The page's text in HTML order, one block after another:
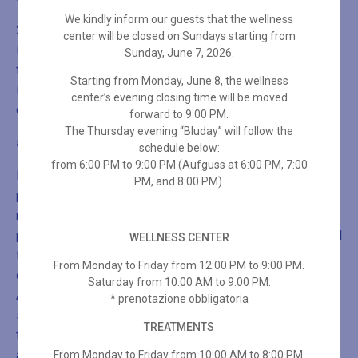
2.In aggiunta alle informazioni di cui al par. 1, nel momento
in cui i dati personali sono ottenuti, il Titolare del
trattamento fornisce all’Interessato le seguenti ulteriori
informazioni necessarie a garantire un trattamento
corretto e trasparente:
a) Periodo di conservazione:
I dati comuni sono conservati per il tempo necessario a
porre in essere le finalità sopra indicate e per le ulteriori
necessità di carattere amministrativo-fiscale-contabile e
per far valere i propri diritti dinanzi all’Autorità giudiziaria. Il
trattamento dei dati relativi ai servizi goduti
dall’Interessato –anche con riguardo ai c.d. particolari ex
Art. 9- viene effettuato al solo fine dell’assolvimento dei
servizi medesimi da parte del centro Benessere ed il
tempo di conservazione è quello strettamente necessario
We kindly inform our guests that the wellness
center will be closed on Sundays starting from
Sunday, June 7, 2026.
Starting from Monday, June 8, the wellness
center’s evening closing time will be moved
forward to 9:00 PM.
The Thursday evening “Bluday” will follow the
schedule below:
from 6:00 PM to 9:00 PM (Aufguss at 6:00 PM, 7:00
PM, and 8:00 PM).
WELLNESS CENTER
From Monday to Friday from 12:00 PM to 9:00 PM.
Saturday from 10:00 AM to 9:00 PM.
* prenotazione obbligatoria
TREATMENTS
From Monday to Friday from 10:00 AM to 8:00 PM.